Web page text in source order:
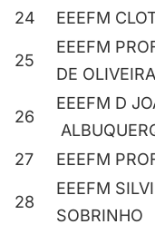
24 EEEFM
25
EEEFM
DE
26
EEEFM D
27 EEEFM
28
EEEFM
SOBRINHO